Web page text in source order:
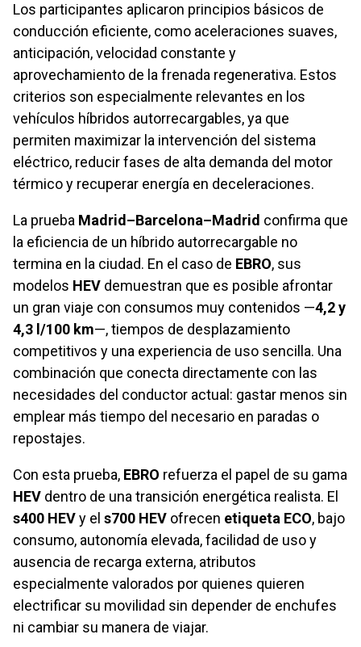
Los participantes aplicaron principios básicos de
conducción eficiente, como aceleraciones suaves,
anticipación, velocidad constante y
aprovechamiento de la frenada regenerativa. Estos
criterios son especialmente relevantes en los
vehículos híbridos autorrecargables, ya que
permiten maximizar la intervención del sistema
eléctrico, reducir fases de alta demanda del motor
térmico y recuperar energía en deceleraciones.
La prueba Madrid–Barcelona–Madrid confirma que
la eficiencia de un híbrido autorrecargable no
termina en la ciudad. En el caso de EBRO, sus
modelos HEV demuestran que es posible afrontar
un gran viaje con consumos muy contenidos —4,2 y
4,3 l/100 km—, tiempos de desplazamiento
competitivos y una experiencia de uso sencilla. Una
combinación que conecta directamente con las
necesidades del conductor actual: gastar menos sin
emplear más tiempo del necesario en paradas o
repostajes.
Con esta prueba, EBRO refuerza el papel de su gama
HEV dentro de una transición energética realista. El
s400 HEVy el s700 HEV ofrecen etiqueta ECO, bajo
consumo, autonomía elevada, facilidad de uso y
ausencia de recarga externa, atributos
especialmente valorados por quienes quieren
electrificar su movilidad sin depender de enchufes
ni cambiar su manera de viajar.